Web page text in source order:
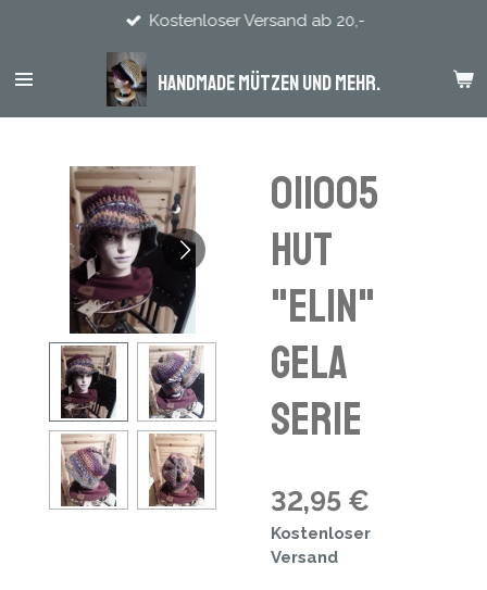
springen
Handmade Mützen und mehr.
Kostenloser Versand ab 20,-
011005
Hut
"Elin"
Gela
Serie
32,95 €
Kostenloser
Versand